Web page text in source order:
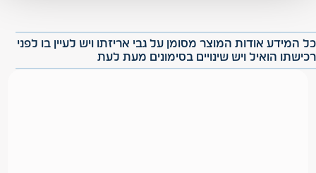
כל המידע אודות המוצר מסומן על גבי אריזתו ויש לעיין בו לפני
רכישתו הואיל ויש שינויים בסימונים מעת לעת